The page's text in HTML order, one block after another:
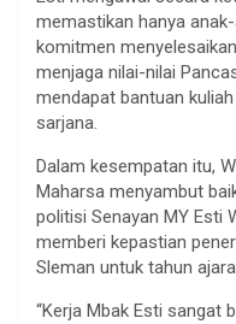
memastikan hanya
komitmen
menjaga nilai-nilai
mendapat bantuan
sarjana.
Dalam kesempatan itu,
Maharsa menyambut
politisi Senayan MY Esti
memberi kepastian
Sleman untuk tahun
“Kerja Mbak Esti sangat